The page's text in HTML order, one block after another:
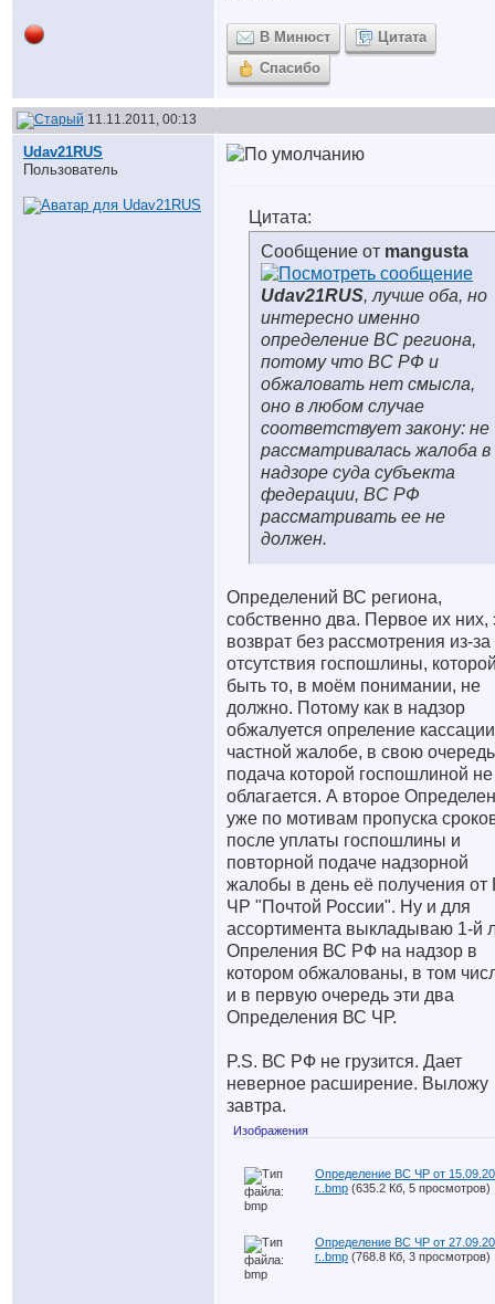
В Минюст
Цитата
Спасибо
11.11.2011, 00:13
Udav21RUS
Пользователь
Цитата:
Сообщение от mangusta
Udav21RUS, лучше оба, но
интересно именно
определение ВС региона,
потому что ВС РФ и
обжаловать нет смысла,
оно в любом случае
соответствует закону: не
рассматривалась жалоба в
надзоре суда субъекта
федерации, ВС РФ
рассматривать ее не
должен.
Определений ВС региона,
собственно два. Первое их них,
возврат без рассмотрения из-за
отсутствия госпошлины,
быть то, в моём понимании, не
должно. Потому как в надзор
обжалуется опреление
частной жалобе, в свою очередь
подача которой госпошлиной не
облагается. А второе
уже по мотивам пропуска
после уплаты госпошлины и
повторной подаче надзорной
жалобы в день её получения от
ЧР "Почтой России". Ну и для
ассортимента выкладываю 1-й
Опреления ВС РФ на надзор в
котором обжалованы, в том
и в первую очередь эти два
Определения ВС ЧР.
P.S. ВС РФ не грузится. Дает
неверное расширение. Выложу
завтра.
Изображения
Определение ВС ЧР от
г..bmp (635.2 Кб, 5 просмотров)
Определение ВС ЧР от
г..bmp (768.8 Кб, 3 просмотров)